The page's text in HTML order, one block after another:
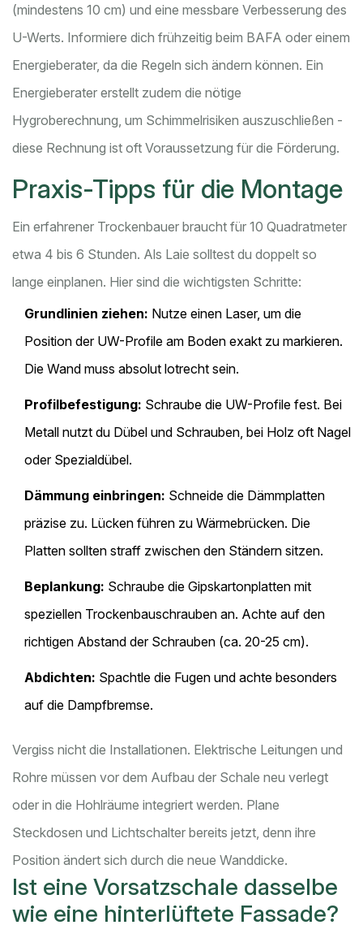
(mindestens 10 cm) und eine messbare Verbesserung des
U-Werts. Informiere dich frühzeitig beim BAFA oder einem
Energieberater, da die Regeln sich ändern können. Ein
Energieberater erstellt zudem die nötige
Hygroberechnung, um Schimmelrisiken auszuschließen -
diese Rechnung ist oft Voraussetzung für die Förderung.
Praxis-Tipps für die Montage
Ein erfahrener Trockenbauer braucht für 10 Quadratmeter
etwa 4 bis 6 Stunden. Als Laie solltest du doppelt so
lange einplanen. Hier sind die wichtigsten Schritte:
Grundlinien ziehen: Nutze einen Laser, um die
Position der UW-Profile am Boden exakt zu markieren.
Die Wand muss absolut lotrecht sein.
Profilbefestigung: Schraube die UW-Profile fest. Bei
Metall nutzt du Dübel und Schrauben, bei Holz oft Nagel
oder Spezialdübel.
Dämmung einbringen: Schneide die Dämmplatten
präzise zu. Lücken führen zu Wärmebrücken. Die
Platten sollten straff zwischen den Ständern sitzen.
Beplankung: Schraube die Gipskartonplatten mit
speziellen Trockenbauschrauben an. Achte auf den
richtigen Abstand der Schrauben (ca. 20-25 cm).
Abdichten: Spachtle die Fugen und achte besonders
auf die Dampfbremse.
Vergiss nicht die Installationen. Elektrische Leitungen und
Rohre müssen vor dem Aufbau der Schale neu verlegt
oder in die Hohlräume integriert werden. Plane
Steckdosen und Lichtschalter bereits jetzt, denn ihre
Position ändert sich durch die neue Wanddicke.
Ist eine Vorsatzschale dasselbe
wie eine hinterlüftete Fassade?